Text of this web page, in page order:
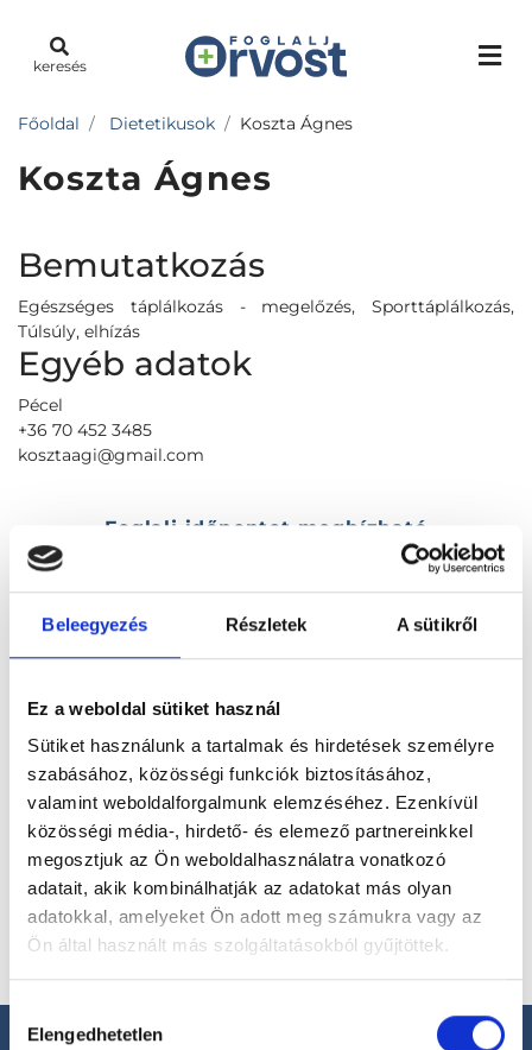
Beleegyezés Részletek A sütikről
Ez a weboldal sütiket használ
Sütiket használunk a tartalmak és hirdetések személyre
szabásához, közösségi funkciók biztosításához,
valamint weboldalforgalmunk elemzéséhez. Ezenkívül
közösségi média-, hirdető- és elemező partnereinkkel
megosztjuk az Ön weboldalhasználatra vonatkozó
adatait, akik kombinálhatják az adatokat más olyan
adatokkal, amelyeket Ön adott meg számukra vagy az
Ön által használt más szolgáltatásokból gyűjtöttek.
szabályzat:https://foglaljorvost.hu/info/foglaljorvost-
Hozzájárulás
kiválasztása
Elengedhetetlen
keresés
Főoldal Dietetikusok Koszta Ágnes
Koszta Ágnes
Bemutatkozás
Egészséges táplálkozás - megelőzés, Sporttáplálkozás,
Túlsúly, elhízás
Egyéb adatok
Pécel
+36 70 452 3485
kosztaagi@gmail.com
Foglalj időpontot megbízható
Válassz szakterületet
Válassz helyszínt